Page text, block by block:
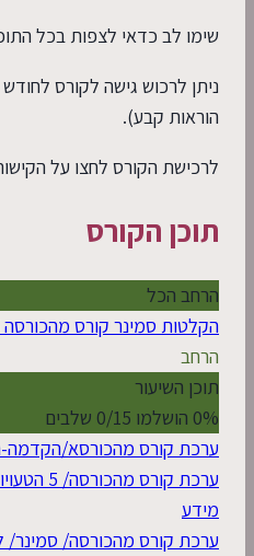
שימו לב כדאי לצפות בכל
ניתן לרכוש גישה לקורס
הוראות קבע).
לרכישת הקורס לחצו על
תוכן הקורס
הרחב הכל
הקלטות סמינר קורס מהכורסה
הרחב
תוכן השיעור
0% הושלמו
0/15 שלבים
ערכת קורס מהכורסא/הקדמה-
ערכת
מידע
ערכת קורס מהכורסה/ סמינר/